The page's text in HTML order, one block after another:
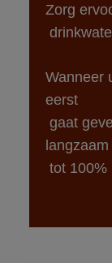
Zorg
Wanneer
eerst
langzaam
tot 100%